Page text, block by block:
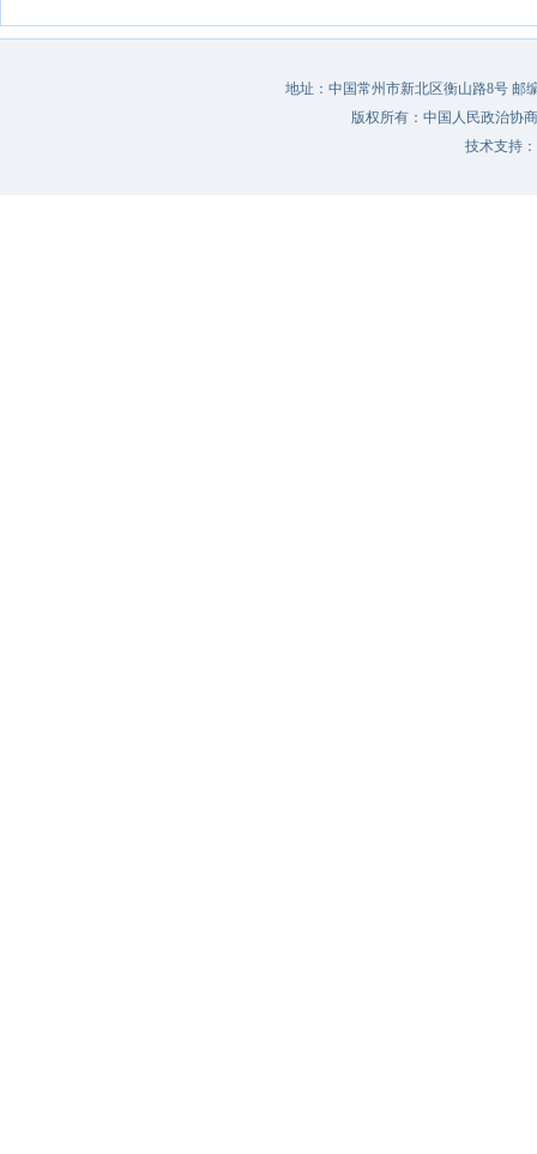
地址：中国常州市新北区衡山路8号 邮
版权所有：中国人民政治协
技术支持：